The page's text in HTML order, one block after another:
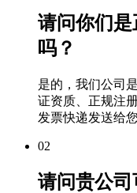
请问你们
吗？
是的，我们公司
证资质、正规注
发票快递发送给您
02
请问贵公司